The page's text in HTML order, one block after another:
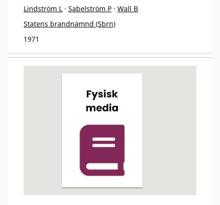
Lindström L · Sabelström P · Wall B
Statens brandnämnd (Sbrn)
1971